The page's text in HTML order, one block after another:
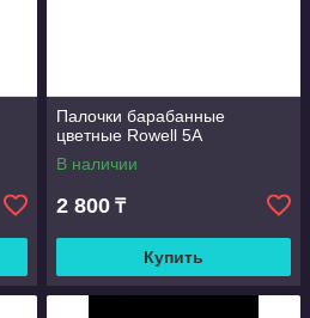
Палочки барабанные
цветные Rowell 5A
В наличии
2 800 ₸
Купить